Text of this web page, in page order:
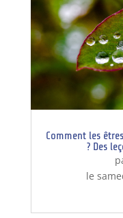
Comment les
? Des
le